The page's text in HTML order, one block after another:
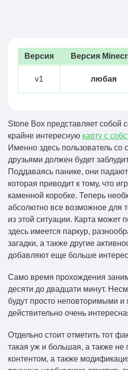
Версия Версия
v1 любая
Stone Box представляет собой
крайне интересную карту с
Именно здесь пользователь
друзьями должен будет
Поддаваясь панике, они
которая приводит к тому, что
каменной коробке. Теперь
абсолютно все возможное для
из этой ситуации. Карта может
здесь имеется паркур,
загадки, а также другие
добавляют еще больше
Само время прохождения
десяти до двадцати минут.
будут просто неповторимыми и
действительно очень
Отдельно стоит отметить тот
такая уж и большая, а также не
контентом, а также